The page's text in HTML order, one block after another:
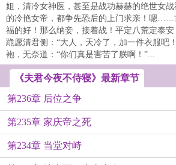
姐，清冷女神医，甚至是战功赫赫的绝世女
的冷艳女帝，都争先恐后的上门求亲！嗯……
福的好！那么纳妾，接着战！平定八荒定泰安
跪愿清君侧：“大人，天冷了，加一件衣服吧
袍，无奈道：“你们真是害苦了朕啊！”...
《夫君今夜不侍寝》最新章节
第236章 后位之争
第235章 家庆帝之死
第234章 当堂对峙